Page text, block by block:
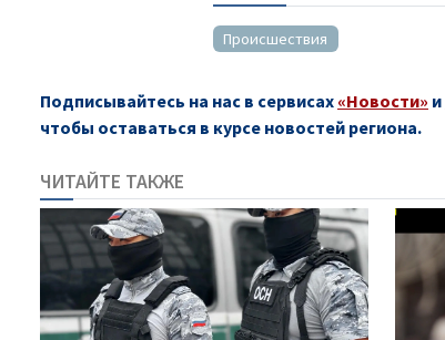
Происшествия
Подписывайтесь на нас в сервисах «Новости» и
чтобы оставаться в курсе новостей региона.
ЧИТАЙТЕ ТАКЖЕ